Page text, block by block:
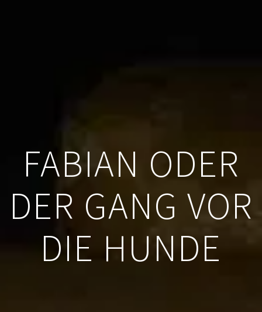
FABIAN ODER
DER GANG VOR
DIE HUNDE